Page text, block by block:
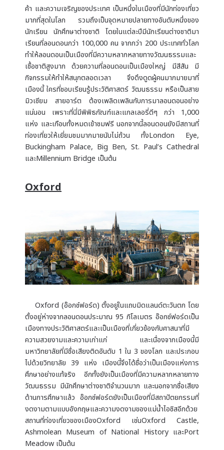
ค้า และความเจริญของประเทศ เป็นหนึ่งในเมืองที่มีนักท่องเที่ยว
มากที่สุดในโลก รวมถึงเป็นจุดหมายปลายทางอันดับหนึ่งของ
นักเรียน นักศึกษาต่างชาติ โดยในแต่ละปีมีนักเรียนต่างชาติมา
เรียนที่ลอนดอนกว่า 100,000 คน จากกว่า 200 ประเทศทั่วโลก
ทำให้ลอนดอนเป็นเมืองที่มีความหลากหลายทางวัฒนธรรมและ
เชื้อชาติสูงมาก ด้วยความที่ลอนดอนเป็นเมืองใหญ่ มีสีสัน มี
กิจกรรมให้ทำให้สนุกตลอดเวลา จึงดึงดูดผู้คนมากมายมาที่
เมืองนี้ ใครที่ชอบเรียนรู้ประวัติศาสตร์ วัฒนธรรม หรือเป็นสาย
มิวเซียม สายอาร์ต ต้องเพลิดเพลินกับการมาลอนดอนอย่าง
แน่นอน เพราะที่นี่มีพิพิธภัณฑ์และแกลเลอรี่ดีๆ กว่า 1,000
แห่ง และเกือบทั้งหมดเข้าชมฟรี นอกจากนี้ลอนดอนยังมีสถานที่
ท่องเที่ยวให้เยี่ยมชมมากมายนับไม่ถ้วน ทั้งLondon Eye,
Buckingham Palace, Big Ben, St. Paul’s Cathedral
และMillennium Bridge เป็นต้น
Oxford
Oxford (อ๊อกซ์ฟอร์ด) ตั้งอยู่ในแถบมิดแลนด์ตะวันตก โดย
ตั้งอยู่ห่างจากลอนดอนประมาณ 95 กิโลเมตร อ๊อกซ์ฟอร์ดเป็น
เมืองทางประวัติศาสตร์และเป็นเมืองที่เกี่ยวข้องกับศาสนาที่มี
ความสวยงามและความเก่าแก่ และเนื่องจากเมืองนี้มี
มหาวิทยาลัยที่มีชื่อเสียงติดอันดับ 1 ใน 3 ของโลก และประกอบ
ไปด้วยวิทยาลัย 39 แห่ง เมืองนี้จึงได้ชื่อว่าเป็นเมืองแห่งการ
ศึกษาอย่างแท้จริง อีกทั้งยังเป็นเมืองที่มีความหลากหลายทาง
วัฒนธรรม มีนักศึกษาต่างชาติจำนวนมาก และนอกจากชื่อเสียง
ด้านการศึกษาแล้ว อ๊อกซ์ฟอร์ดยังเป็นเมืองที่มีสถาปัตยกรรมที่
งดงามตามแบบอังกฤษและความงดงามของแม่น้ำไอซิสอีกด้วย
สถานที่ท่องเที่ยวของเมืองOxford เช่นOxford Castle,
Ashmolean Museum of National History และPort
Meadow เป็นต้น